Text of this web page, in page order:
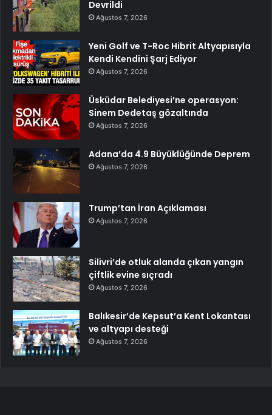
Devrildi
Ağustos 7, 2026
Yeni Golf ve T-Roc Hibrit Altyapısıyla
Kendi Kendini Şarj Ediyor
Ağustos 7, 2026
Üsküdar Belediyesi’ne operasyon:
Sinem Dedetaş gözaltında
Ağustos 7, 2026
Adana’da 4.9 Büyüklüğünde Deprem
Ağustos 7, 2026
Trump’tan İran Açıklaması
Ağustos 7, 2026
Silivri’de otluk alanda çıkan yangın
çiftlik evine sıçradı
Ağustos 7, 2026
Balıkesir’de Kepsut’a Kent Lokantası
ve altyapı desteği
Ağustos 7, 2026